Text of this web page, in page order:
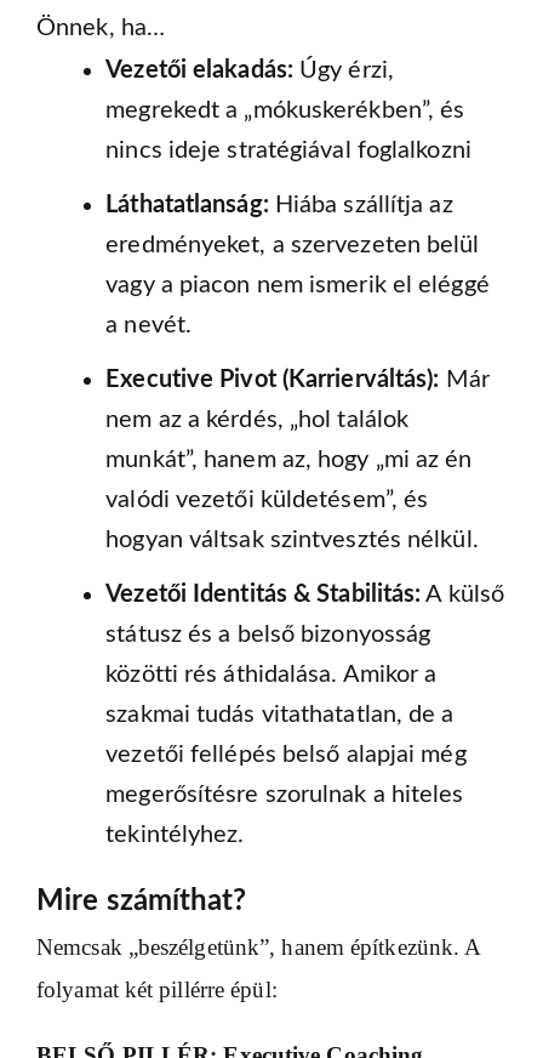
Önnek, ha…
Vezetői elakadás: Úgy érzi,
megrekedt a „mókuskerékben”, és
nincs ideje stratégiával foglalkozni
Láthatatlanság: Hiába szállítja az
eredményeket, a szervezeten belül
vagy a piacon nem ismerik el eléggé
a nevét.
Executive Pivot (Karrierváltás): Már
nem az a kérdés, „hol találok
munkát”, hanem az, hogy „mi az én
valódi vezetői küldetésem”, és
hogyan váltsak szintvesztés nélkül.
Vezetői Identitás & Stabilitás: A külső
státusz és a belső bizonyosság
közötti rés áthidalása. Amikor a
szakmai tudás vitathatatlan, de a
vezetői fellépés belső alapjai még
megerősítésre szorulnak a hiteles
tekintélyhez.
Mire számíthat?
Nemcsak „beszélgetünk”, hanem építkezünk. A
folyamat két pillérre épül: